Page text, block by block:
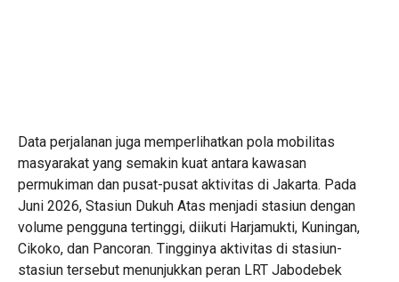
Data perjalanan juga memperlihatkan pola mobilitas
masyarakat yang semakin kuat antara kawasan
permukiman dan pusat-pusat aktivitas di Jakarta. Pada
Juni 2026, Stasiun Dukuh Atas menjadi stasiun dengan
volume pengguna tertinggi, diikuti Harjamukti, Kuningan,
Cikoko, dan Pancoran. Tingginya aktivitas di stasiun-
stasiun tersebut menunjukkan peran LRT Jabodebek